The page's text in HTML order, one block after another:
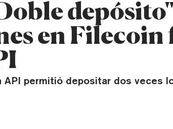
en Filecoin
API permitió depositar dos veces